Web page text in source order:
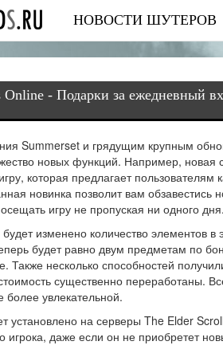
НОВОСТИ ШУТЕРОВ
- Подарки за ежедневный
Summerset и грядущим крупным
новых функций. Например, новая
которая предлагает пользователям
новинка позволит вам
игру не пропуская ни одного дня.
изменено количество элементов
будет равно двум предметам по
Также несколько способностей
существенно переработаны.
увлекательной.
установлено на серверы The Elder
игрока, даже если он не приобретет